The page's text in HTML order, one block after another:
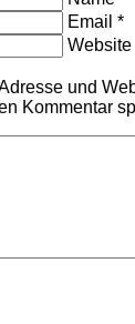
Email *
Website
und
Kommentar